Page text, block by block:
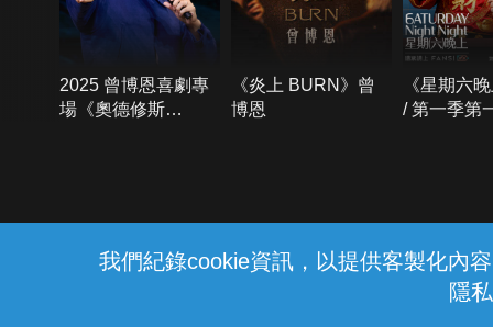
我們紀錄cookie資訊，以提供客製化內
隱
2025 曾博恩喜劇專
場《奧德修斯
《炎上 BURN》曾
博恩
《星期六
/ 第一季第